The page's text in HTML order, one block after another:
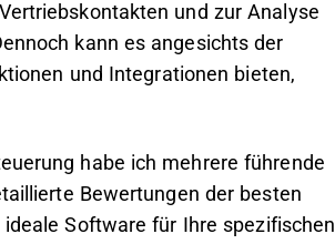
und zur Analyse
kann es angesichts der
und Integrationen bieten,
habe ich mehrere führende
Bewertungen der besten
Software für Ihre spezifischen